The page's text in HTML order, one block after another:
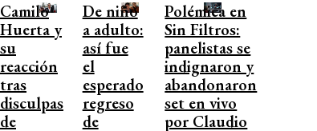
Camilo
Huerta y
su
reacción
tras
disculpas
de
De niño
a adulto:
así fue
el
esperado
regreso
de
Polémica en
Sin Filtros:
panelistas se
indignaron y
abandonaron
set en vivo
por Claudio